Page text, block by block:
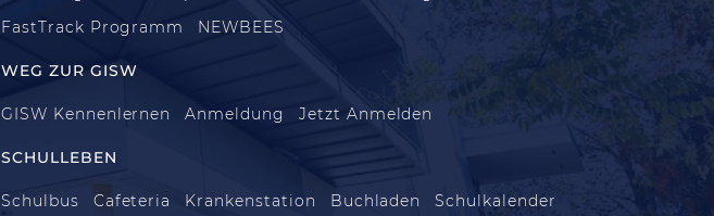
FastTrack Programm
NEWBEES
WEG ZUR GISW
GISW Kennenlernen Anmeldung Jetzt Anmelden
SCHULLEBEN
Schulbus Cafeteria Krankenstation Buchladen Schulkalender